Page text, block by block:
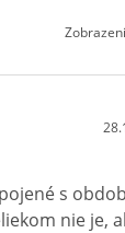
s
nie je,